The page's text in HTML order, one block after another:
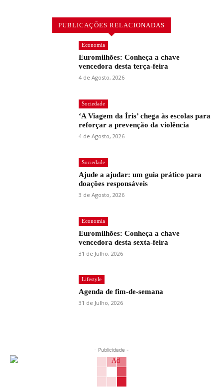
PUBLICAÇÕES RELACIONADAS
Economia
Euromilhões: Conheça a chave
vencedora desta terça-feira
4 de Agosto, 2026
Sociedade
‘A Viagem da Íris’ chega às escolas para
reforçar a prevenção da violência
4 de Agosto, 2026
Sociedade
Ajude a ajudar: um guia prático para
doações responsáveis
3 de Agosto, 2026
Economia
Euromilhões: Conheça a chave
vencedora desta sexta-feira
31 de Julho, 2026
Lifestyle
Agenda de fim-de-semana
31 de Julho, 2026
- Publicidade -